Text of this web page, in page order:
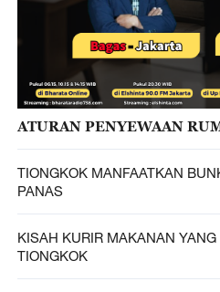
ATURAN PENYEWAAN
TIONGKOK MANFAATKAN
PANAS
KISAH KURIR MAKANAN
TIONGKOK